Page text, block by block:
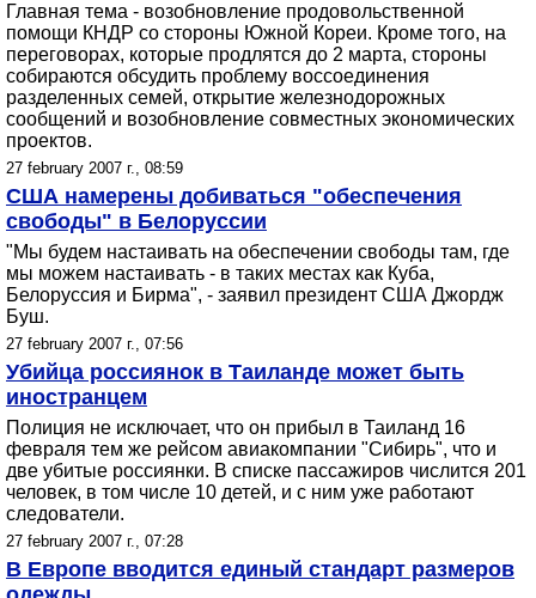
Главная тема - возобновление продовольственной
помощи КНДР со стороны Южной Кореи. Кроме того, на
переговорах, которые продлятся до 2 марта, стороны
собираются обсудить проблему воссоединения
разделенных семей, открытие железнодорожных
сообщений и возобновление совместных экономических
проектов.
27 february 2007 г., 08:59
США намерены добиваться "обеспечения
свободы" в Белоруссии
"Мы будем настаивать на обеспечении свободы там, где
мы можем настаивать - в таких местах как Куба,
Белоруссия и Бирма", - заявил президент США Джордж
Буш.
27 february 2007 г., 07:56
Убийца россиянок в Таиланде может быть
иностранцем
Полиция не исключает, что он прибыл в Таиланд 16
февраля тем же рейсом авиакомпании "Сибирь", что и
две убитые россиянки. В списке пассажиров числится 201
человек, в том числе 10 детей, и с ним уже работают
следователи.
27 february 2007 г., 07:28
В Европе вводится единый стандарт размеров